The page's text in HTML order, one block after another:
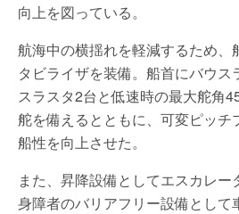
向上を図っている。
航海中の横揺れを軽減するため、
タビライザを装備。船首にバウス
スラスタ2台と低速時の最大舵角
舵を備えるとともに、可変ピッチ
船性を向上させた。
また、昇降設備としてエスカレー
身障者のバリアフリー設備として